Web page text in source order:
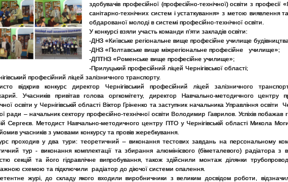
здобувачів професійної (професійно-технічної) освіти з професії
санітарно-технічних систем і устаткування» з метою виявлення
обдарованої молоді в системі професійно-технічної освіти.
У конкурсі взяли участь команди п’яти закладів освіти:
-ДНЗ «Київське регіональне вище професійне училище
-ДНЗ «Полтавське вище міжрегіональне професійне училище»;
-ДПТНЗ «Роменське вище професійне училище»;
-Прилуцький професійний ліцей Чернігівської області;
професійний ліцей залізничного транспорту.
відкрив конкурс директор Чернігівський професійний ліцей залізничного
Учасників привітав голова оргкомітету, директор Навчально-методичного центру
освіти у Чернігівській області Віктор Гріненко та заступник начальника Управління освіти
ради – начальник сектору професійно-технічної освіти Володимир Гаврилов. Успіхів побажав
Сергеєв. Методист Навчально-методичного центру ПТО у Чернігівській області Микола
учасників з умовами конкурсу та провів жеребкування.
проходив у два тури: теоретичний – виконання тестових завдань на персональному
тур - виконання комплектації та збирання алюмінієвого (біметалевого) радіатора з
секцій та його гідравлічне випробування, також здійснили монтаж ділянки
схемою та підключили радіатор до діючої системи опалення.
журі, до складу якого входили виробничники з великим досвідом роботи,